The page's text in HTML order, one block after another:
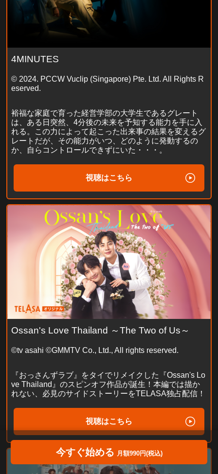
4MINUTES
© 2024. PCCW Vuclip (Singapore) Pte. Ltd. All Rights R
eserved.
裕福な家庭で育った経営学部の大学生であるグレート
は、ある日突然、4分後の未来を予知する能力を手に入
れる。この力によって起こった出来事の結果を変えるグ
レートだが、その能力がいつ、どのように発動するの
か、自らコントロールできずにいた・・・。
視聴はこちら
Ossan's Love Thailand ～The Two of Us～
©tv asahi ©GMMTV Co., Ltd., All rights reserved.
『おっさんずラブ』をタイでリメイクした『Ossan's Lo
ve Thailand』のスピンオフ作品が誕生！本編では描か
れない、必見のサイドストーリーをTELASA独占配信！
視聴はこちら
今すぐ始める 月額990円(税込)